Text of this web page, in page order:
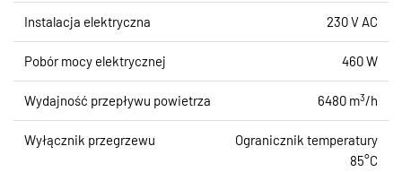
Instalacja elektryczna 230 V AC
Pobór mocy elektrycznej 460 W
Wydajność przepływu powietrza 6480 m3/h
Wyłącznik przegrzewu
Ogranicznik temperatury
85°C